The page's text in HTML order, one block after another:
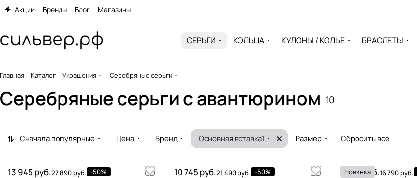
Акции Бренды Блог Магазины
СЕРЬГИ КОЛЬЦА КУЛОНЫ / КОЛЬЕ БРАСЛЕТЫ
Главная Каталог Украшения Серебряные серьги
Серебряные серьги c авантюрином 10
Сначала популярные Цена Бренд Основная вставка1 Размер Сбросить все
13 945 руб.27 890 руб. -50% 10 745 руб.21 490 руб. -50% Новинка
8 395 руб.16 790 руб.